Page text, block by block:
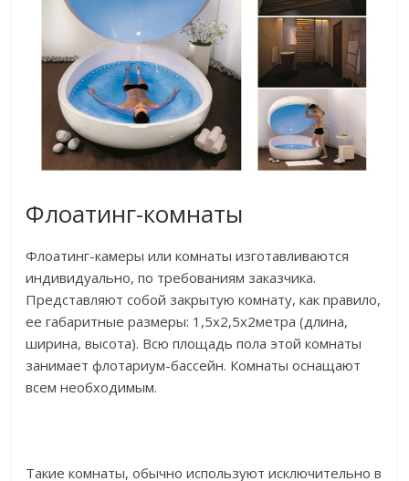
Флоатинг-комнаты
Флоатинг-камеры или комнаты изготавливаются
индивидуально, по требованиям заказчика.
Представляют собой закрытую комнату, как правило,
ее габаритные размеры: 1,5х2,5х2метра (длина,
ширина, высота). Всю площадь пола этой комнаты
занимает флотариум-бассейн. Комнаты оснащают
всем необходимым.
Такие комнаты, обычно используют исключительно в